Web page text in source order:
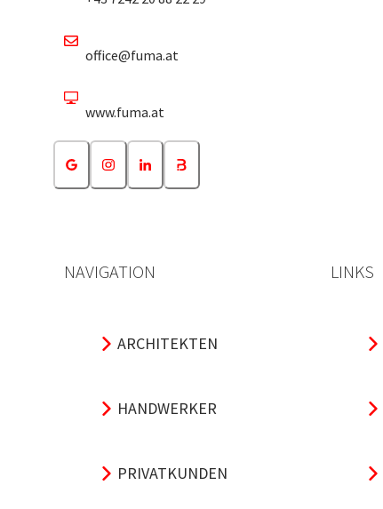
office@fuma.at
www.fuma.at
NAVIGATION
ARCHITEKTEN
HANDWERKER
PRIVATKUNDEN
LINKS